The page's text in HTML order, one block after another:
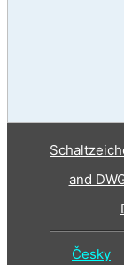
and
Česky